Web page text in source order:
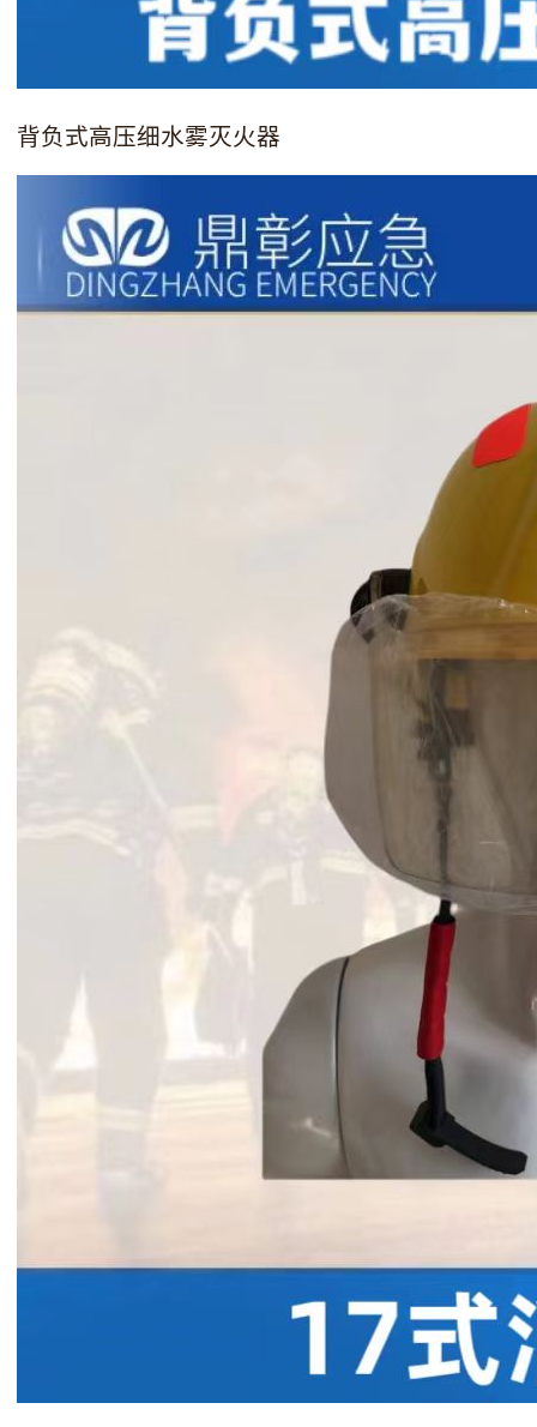
背负式高压细水雾灭火器